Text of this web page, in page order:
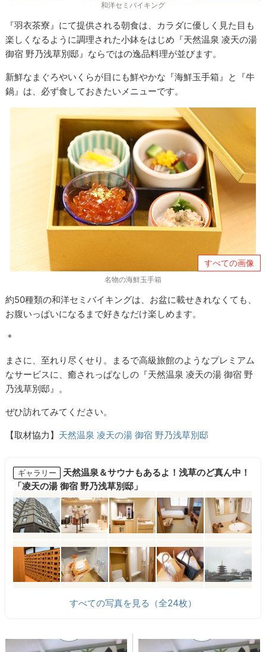
和洋セミバイキング
『羽衣茶寮』にて提供される朝食は、カラダに優しく見た目も
楽しくなるように調理された小鉢をはじめ『天然温泉 凌天の湯
御宿 野乃浅草別邸』ならではの逸品料理が並びます。
新鮮なまぐろやいくらが目にも鮮やかな『海鮮玉手箱』と『牛
鍋』は、必ず食しておきたいメニューです。
すべての画像
名物の海鮮玉手箱
約50種類の和洋セミバイキングは、お盆に載せきれなくても、
お腹いっぱいになるまで好きなだけ楽しめます。
＊
まさに、至れり尽くせり。まるで高級旅館のようなプレミアム
なサービスに、癒されっぱなしの『天然温泉 凌天の湯 御宿 野
乃浅草別邸』。
ぜひ訪れてみてください。
【取材協力】 天然温泉 凌天の湯 御宿 野乃浅草別邸
ギャラリー
天然温泉＆サウナもあるよ！浅草のど真ん中！
「凌天の湯 御宿 野乃浅草別邸」
すべての写真を見る（全24枚）